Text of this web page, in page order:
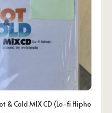
& Cold MIX CD (Lo-fi Hipho